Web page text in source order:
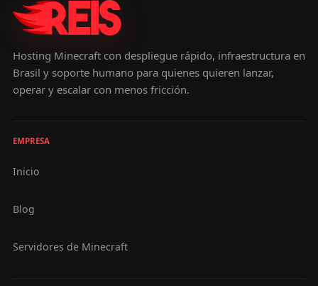
Hosting Minecraft con despliegue rápido, infraestructura en
Brasil y soporte humano para quienes quieren lanzar,
operar y escalar con menos fricción.
EMPRESA
Inicio
Blog
Servidores de Minecraft